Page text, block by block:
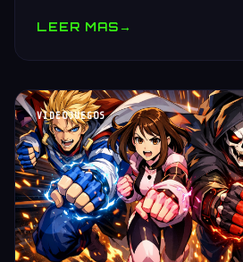
producción.
LEER MAS→
VIDEOJUEGOS